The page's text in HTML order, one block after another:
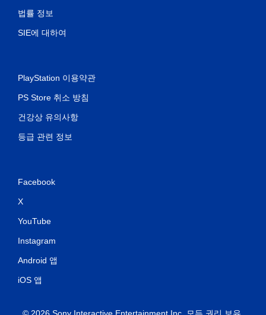
법률 정보
SIE에 대하여
PlayStation 이용약관
PS Store 취소 방침
건강상 유의사항
등급 관련 정보
Facebook
X
YouTube
Instagram
Android 앱
iOS 앱